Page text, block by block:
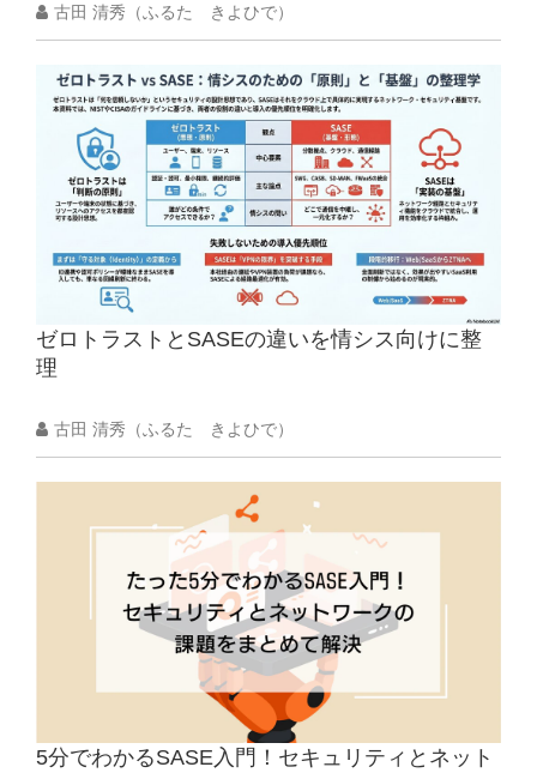
古田 清秀（ふるた きよひで）
ゼロトラストとSASEの違いを情シス向けに整
理
古田 清秀（ふるた きよひで）
5分でわかるSASE入門！セキュリティとネット